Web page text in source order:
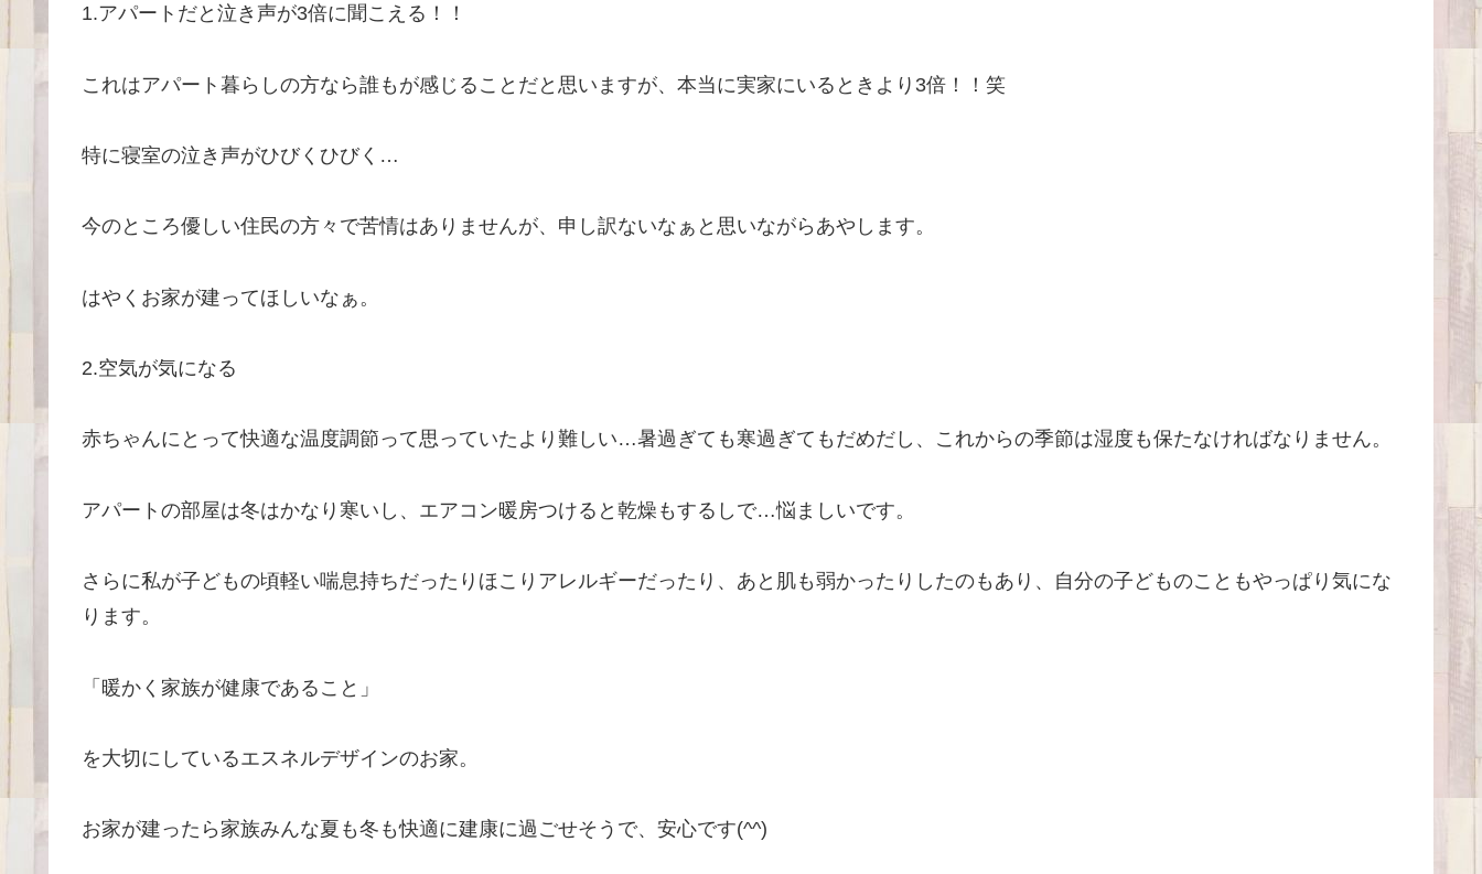
1.アパートだと泣き声が3倍に聞こえる！！
これはアパート暮らしの方なら誰もが感じることだと思いますが、本当に実家にいるときより3倍！！笑
特に寝室の泣き声がひびくひびく…
今のところ優しい住民の方々で苦情はありませんが、申し訳ないなぁと思いながらあやします。
はやくお家が建ってほしいなぁ。
2.空気が気になる
赤ちゃんにとって快適な温度調節って思っていたより難しい…暑過ぎても寒過ぎてもだめだし、これからの季節は湿度も保たなければなりません。
アパートの部屋は冬はかなり寒いし、エアコン暖房つけると乾燥もするしで…悩ましいです。
さらに私が子どもの頃軽い喘息持ちだったりほこりアレルギーだったり、あと肌も弱かったりしたのもあり、自分の子どものこともやっぱり気にな
ります。
「暖かく家族が健康であること」
を大切にしているエスネルデザインのお家。
お家が建ったら家族みんな夏も冬も快適に建康に過ごせそうで、安心です(^^)